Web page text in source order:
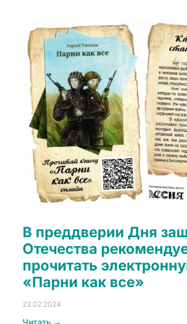
В преддверии Дня
Отечества
прочитать
«Парни как все»
22.02.2024